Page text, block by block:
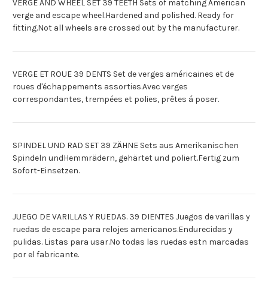
VERGE AND WHEEL SET 39 TEETH Sets of matching American
verge and escape wheel.Hardened and polished. Ready for
fitting.Not all wheels are crossed out by the manufacturer.
VERGE ET ROUE 39 DENTS Set de verges américaines et de
roues d'échappements assorties.Avec verges
correspondantes, trempées et polies, prêtes á poser.
SPINDEL UND RAD SET 39 ZÄHNE Sets aus Amerikanischen
Spindeln undHemmrädern, gehärtet und poliert.Fertig zum
Sofort-Einsetzen.
JUEGO DE VARILLAS Y RUEDAS. 39 DIENTES Juegos de varillas y
ruedas de escape para relojes americanos.Endurecidas y
pulidas. Listas para usar.No todas las ruedas estn marcadas
por el fabricante.